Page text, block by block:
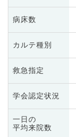
病床数
カルテ種別
救急指定
学会認定状況
一日の
平均来院数